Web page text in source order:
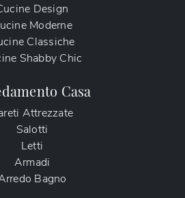
Design
Moderne
Classiche
Shabby Chic
Casa
Attrezzate
Salotti
Letti
Armadi
Bagno